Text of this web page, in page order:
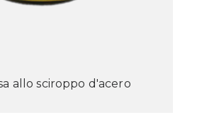
allo sciroppo d'acero